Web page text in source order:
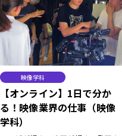
映像学科
【オンライン】1日で分か
る！映像業界の仕事（映像
学科）